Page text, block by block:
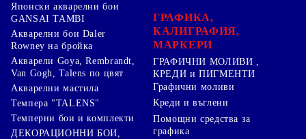
Японски акварелни бои
GANSAI TAMBI
Акварелни бои Daler
Rowney на бройка
Акварели Goya, Rembrandt,
Van Gogh, Talens по цвят
Акварелни мастила
Темпера "TALENS"
Темперни бои и комплекти
ДЕКОРАЦИОННИ БОИ,
ГРАФИКА,
КАЛИГРАФИЯ,
МАРКЕРИ
ГРАФИЧНИ МОЛИВИ ,
КРЕДИ и ПИГМЕНТИ
Графични моливи
Креди и въглени
Помощни средства за
графика